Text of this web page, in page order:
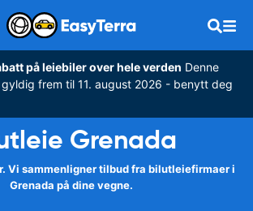
på leiebiler over hele verden Denne
frem til 11. august 2026 - benytt deg
Grenada
Vi sammenligner tilbud fra bilutleiefirmaer i
Grenada på dine vegne.